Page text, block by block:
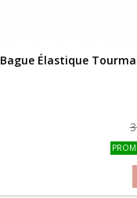
Bague Élastique